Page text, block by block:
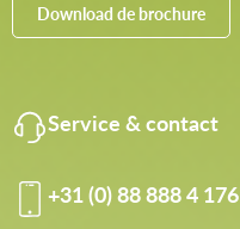
Download de brochure
Service & contact
+31 (0) 88 888 4 176